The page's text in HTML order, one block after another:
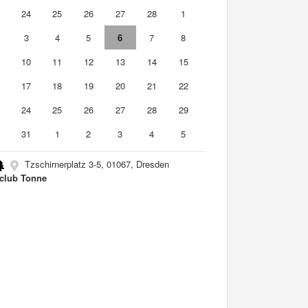
24 25 26 27 28
1
3 4 5 6 7
8
10 11 12 13 14
15
17 18 19 20 21
22
24 25 26 27 28
29
31 1 2 3 4 5
Tzschirnerplatz 3-5, 01067, Dresden
Tonne